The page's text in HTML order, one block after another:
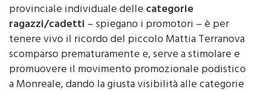
una gara podistica su strada valida come campionato
provinciale individuale dellecategorie
ragazzi/cadetti– spiegano i promotori – è per
tenere vivo il ricordo del piccolo Mattia Terranova
scomparso prematuramente e, serve a stimolare e
promuovere il movimento promozionale podistico